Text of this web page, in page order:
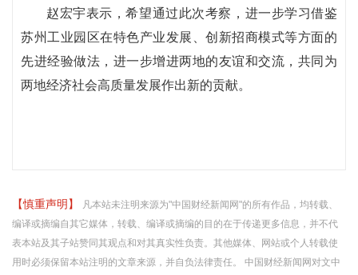
赵宏宇表示，希望通过此次考察，进一步学习借鉴
苏州工业园区在特色产业发展、创新招商模式等方面的
先进经验做法，进一步增进两地的友谊和交流，共同为
两地经济社会高质量发展作出新的贡献。
【慎重声明】
凡本站未注明来源为"中国财经新闻网"的所有作品，均转载、
编译或摘编自其它媒体，转载、编译或摘编的目的在于传递更多信息，并不代
表本站及其子站赞同其观点和对其真实性负责。其他媒体、网站或个人转载使
用时必须保留本站注明的文章来源，并自负法律责任。 中国财经新闻网对文中